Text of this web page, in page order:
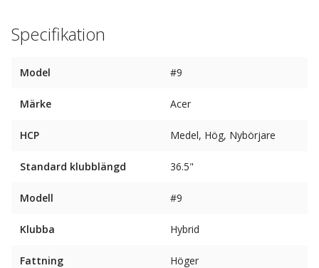
Specifikation
Model #9
Märke Acer
HCP Medel, Hög, Nybörjare
Standard klubblängd 36.5"
Modell #9
Klubba Hybrid
Fattning Höger